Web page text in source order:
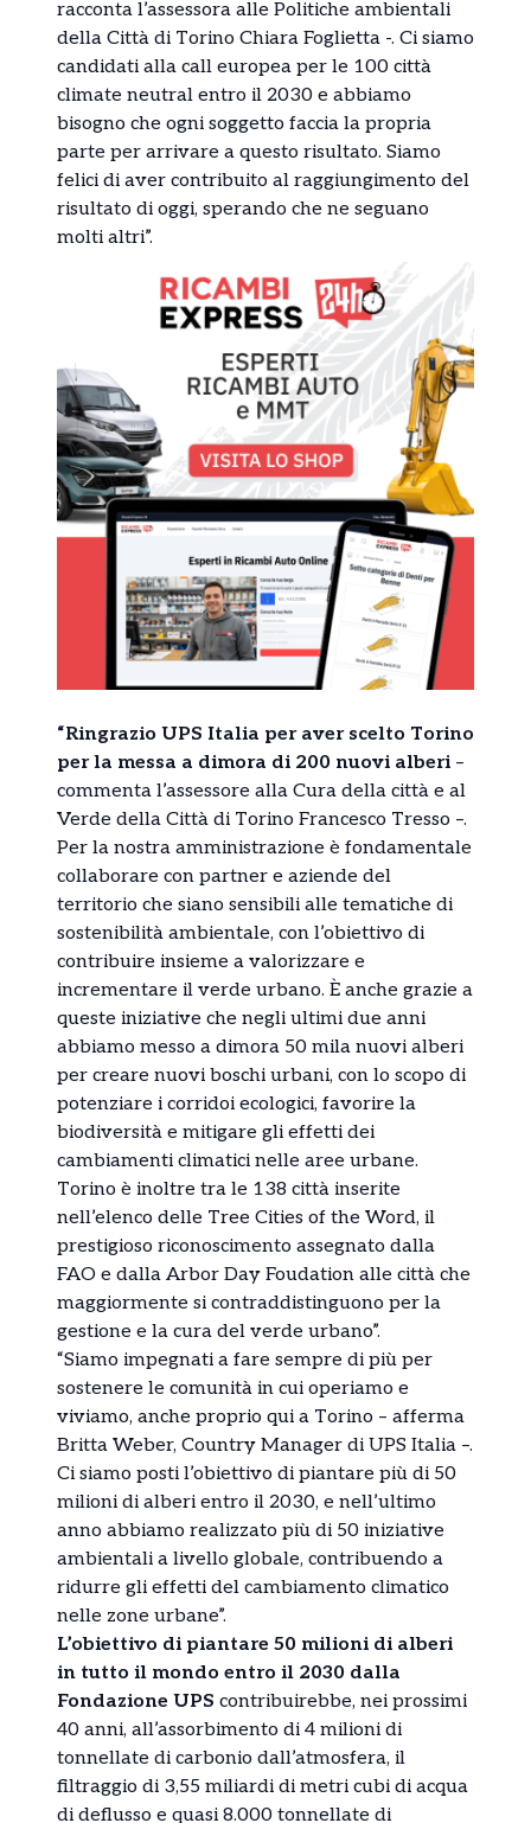
racconta l’assessora alle Politiche ambientali
della Città di Torino Chiara Foglietta -. Ci siamo
candidati alla call europea per le 100 città
climate neutral entro il 2030 e abbiamo
bisogno che ogni soggetto faccia la propria
parte per arrivare a questo risultato. Siamo
felici di aver contribuito al raggiungimento del
risultato di oggi, sperando che ne seguano
molti altri”.
“Ringrazio UPS Italia per aver scelto Torino
per la messa a dimora di 200 nuovi alberi –
commenta l’assessore alla Cura della città e al
Verde della Città di Torino Francesco Tresso –.
Per la nostra amministrazione è fondamentale
collaborare con partner e aziende del
territorio che siano sensibili alle tematiche di
sostenibilità ambientale, con l’obiettivo di
contribuire insieme a valorizzare e
incrementare il verde urbano. È anche grazie a
queste iniziative che negli ultimi due anni
abbiamo messo a dimora 50 mila nuovi alberi
per creare nuovi boschi urbani, con lo scopo di
potenziare i corridoi ecologici, favorire la
biodiversità e mitigare gli effetti dei
cambiamenti climatici nelle aree urbane.
Torino è inoltre tra le 138 città inserite
nell’elenco delle Tree Cities of the Word, il
prestigioso riconoscimento assegnato dalla
FAO e dalla Arbor Day Foudation alle città che
maggiormente si contraddistinguono per la
gestione e la cura del verde urbano”.
“Siamo impegnati a fare sempre di più per
sostenere le comunità in cui operiamo e
viviamo, anche proprio qui a Torino – afferma
Britta Weber, Country Manager di UPS Italia –.
Ci siamo posti l’obiettivo di piantare più di 50
milioni di alberi entro il 2030, e nell’ultimo
anno abbiamo realizzato più di 50 iniziative
ambientali a livello globale, contribuendo a
ridurre gli effetti del cambiamento climatico
nelle zone urbane”.
L’obiettivo di piantare 50 milioni di alberi
in tutto il mondo entro il 2030 dalla
Fondazione UPS contribuirebbe, nei prossimi
40 anni, all’assorbimento di 4 milioni di
tonnellate di carbonio dall’atmosfera, il
filtraggio di 3,55 miliardi di metri cubi di acqua
di deflusso e quasi 8.000 tonnellate di